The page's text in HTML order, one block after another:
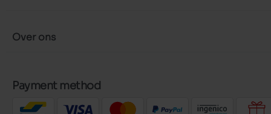
Over ons
Payment method